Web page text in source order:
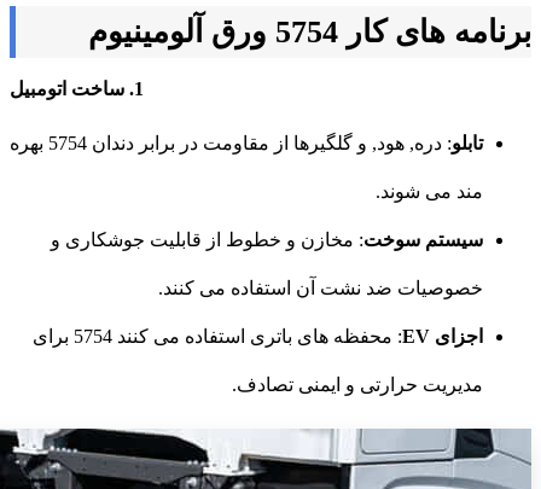
برنامه های کار 5754 ورق آلومینیوم
1. ساخت اتومبیل
تابلو : دره, هود, و گلگیرها از مقاومت در برابر دندان 5754 بهره
مند می شوند.
سیستم سوخت: مخازن و خطوط از قابلیت جوشکاری و
خصوصیات ضد نشت آن استفاده می کنند.
اجزای EV : محفظه های باتری استفاده می کنند 5754 برای
مدیریت حرارتی و ایمنی تصادف.